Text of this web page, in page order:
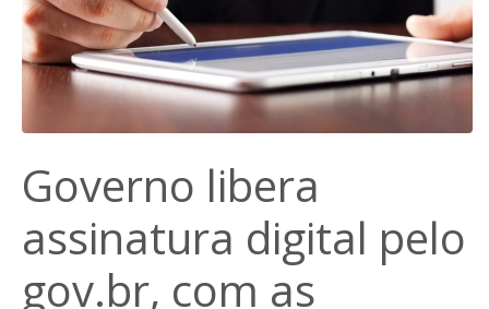
Governo libera
assinatura digital pelo
gov.br, com as